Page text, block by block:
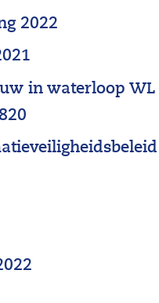
2022
in waterloop WL